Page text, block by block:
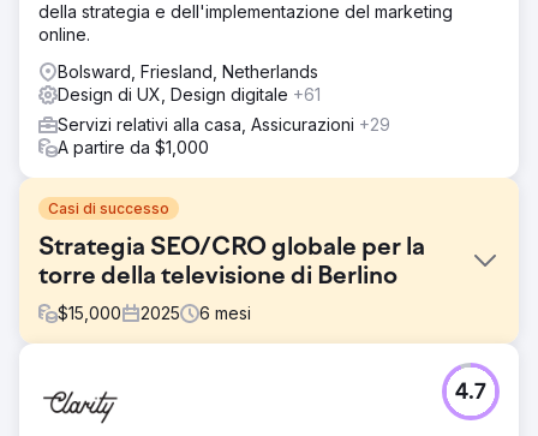
della strategia e dell'implementazione del marketing
online.
Bolsward, Friesland, Netherlands
Design di UX, Design digitale +61
Servizi relativi alla casa, Assicurazioni +29
A partire da $1,000
Casi di successo
Strategia SEO/CRO globale per la
torre della televisione di Berlino
$15,000 2025 6 mesi
La Torre della TV di Berlino ha fatto fatica a guidare le
prenotazioni dirette, affidandosi molto alle ricerche di
4.7